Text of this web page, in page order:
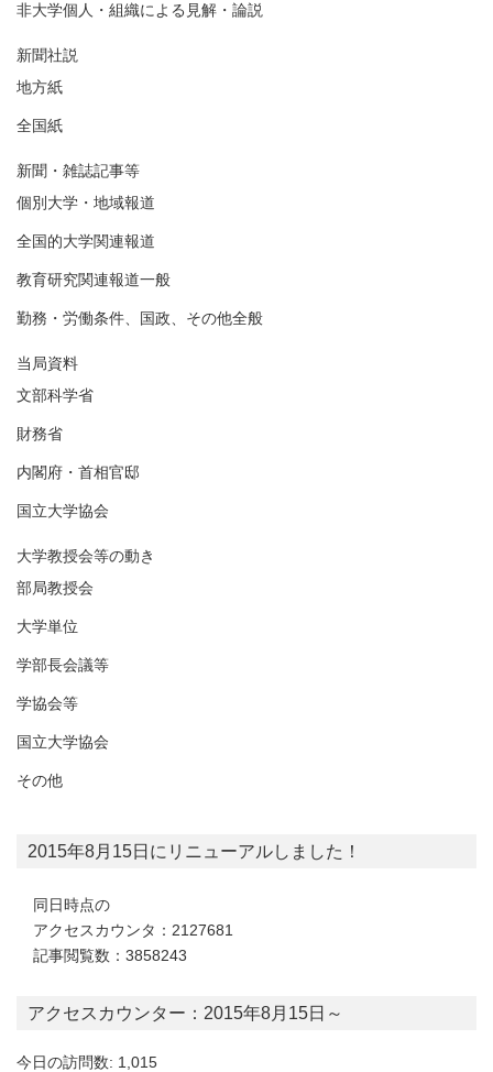
非大学個人・組織による見解・論説
新聞社説
地方紙
全国紙
新聞・雑誌記事等
個別大学・地域報道
全国的大学関連報道
教育研究関連報道一般
勤務・労働条件、国政、その他全般
当局資料
文部科学省
財務省
内閣府・首相官邸
国立大学協会
大学教授会等の動き
部局教授会
大学単位
学部長会議等
学協会等
国立大学協会
その他
2015年8月15日にリニューアルしました！
同日時点の
アクセスカウンタ：2127681
記事閲覧数：3858243
アクセスカウンター：2015年8月15日～
今日の訪問数: 1,015